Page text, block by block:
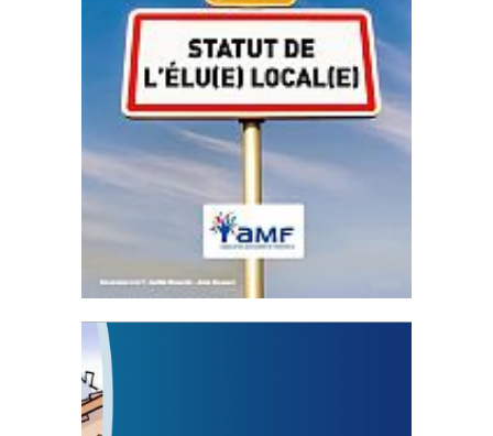
Statut de l’élu local
3 avril 2024
Mise à jour avril 2024
FEUILLETER